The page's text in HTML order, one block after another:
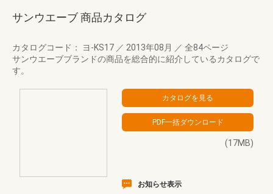
サンウエーブ 商品カタログ
カタログコード： ヨ-KS17 ／ 2013年08月 ／ 全84ページ
サンウエーブブランドの商品を総合的に紹介しているカタログで
す。
(17MB)
お知らせ表示